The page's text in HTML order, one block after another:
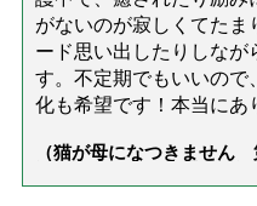
がないのが寂しくてたま
ード思い出したりしなが
す。不定期でもいいので
化も希望です！本当にあ
（猫が母になつきません